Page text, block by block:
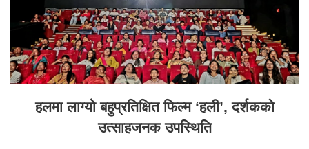
हलमा लाग्यो बहुप्रतिक्षित फिल्म ‘हली’, दर्शकको
उत्साहजनक उपस्थिति